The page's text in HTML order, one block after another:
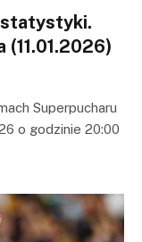
statystyki.
Superpucharu
o godzinie 20:00